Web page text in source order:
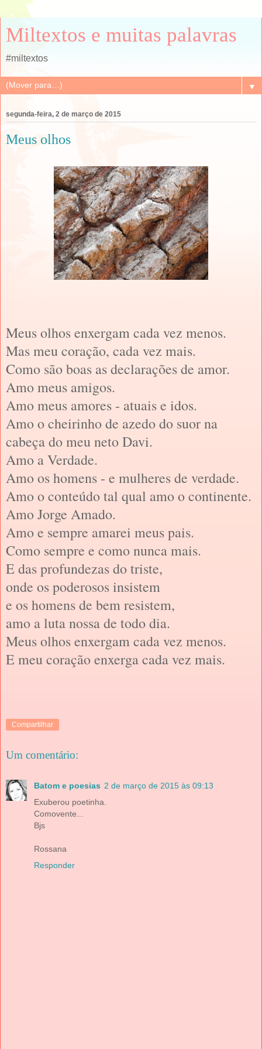
Miltextos e muitas palavras
#miltextos
▼
segunda-feira, 2 de março de 2015
Meus olhos
Meus olhos enxergam cada vez menos.
Mas meu coração, cada vez mais.
Como são boas as declarações de amor.
Amo meus amigos.
Amo meus amores - atuais e idos.
Amo o cheirinho de azedo do suor na
cabeça do meu neto Davi.
Amo a Verdade.
Amo os homens - e mulheres de verdade.
Amo o conteúdo tal qual amo o continente.
Amo Jorge Amado.
Amo e sempre amarei meus pais.
Como sempre e como nunca mais.
E das profundezas do triste,
onde os poderosos insistem
e os homens de bem resistem,
amo a luta nossa de todo dia.
Meus olhos enxergam cada vez menos.
E meu coração enxerga cada vez mais.
Compartilhar
Um comentário:
Batom e poesias 2 de março de 2015 às 09:13
Exuberou poetinha.
Comovente...
Bjs
Rossana
Responder